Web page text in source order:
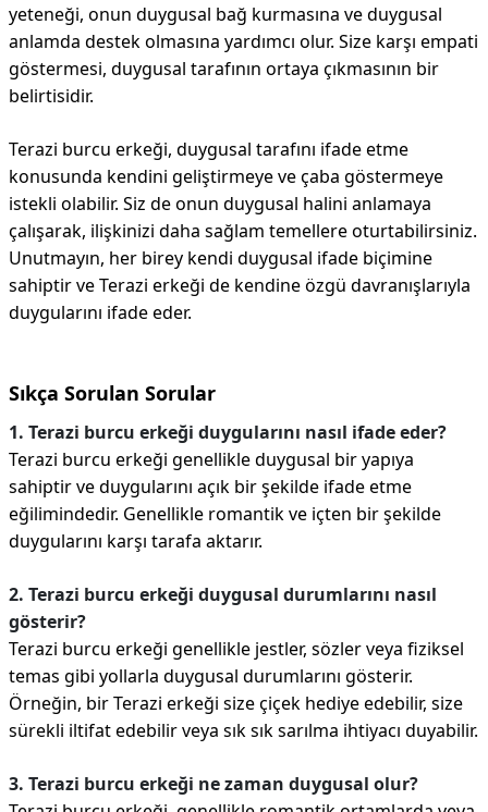
yeteneği, onun duygusal bağ kurmasına ve duygusal
anlamda destek olmasına yardımcı olur. Size karşı empati
göstermesi, duygusal tarafının ortaya çıkmasının bir
belirtisidir.
Terazi burcu erkeği, duygusal tarafını ifade etme
konusunda kendini geliştirmeye ve çaba göstermeye
istekli olabilir. Siz de onun duygusal halini anlamaya
çalışarak, ilişkinizi daha sağlam temellere oturtabilirsiniz.
Unutmayın, her birey kendi duygusal ifade biçimine
sahiptir ve Terazi erkeği de kendine özgü davranışlarıyla
duygularını ifade eder.
Sıkça Sorulan Sorular
1. Terazi burcu erkeği duygularını nasıl ifade eder?
Terazi burcu erkeği genellikle duygusal bir yapıya
sahiptir ve duygularını açık bir şekilde ifade etme
eğilimindedir. Genellikle romantik ve içten bir şekilde
duygularını karşı tarafa aktarır.
2. Terazi burcu erkeği duygusal durumlarını nasıl
gösterir?
Terazi burcu erkeği genellikle jestler, sözler veya fiziksel
temas gibi yollarla duygusal durumlarını gösterir.
Örneğin, bir Terazi erkeği size çiçek hediye edebilir, size
sürekli iltifat edebilir veya sık sık sarılma ihtiyacı duyabilir.
3. Terazi burcu erkeği ne zaman duygusal olur?